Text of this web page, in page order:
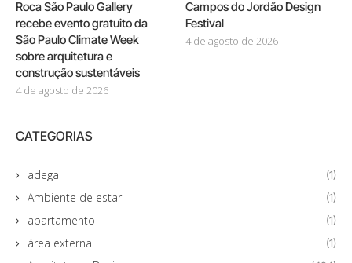
Roca São Paulo Gallery
recebe evento gratuito da
São Paulo Climate Week
sobre arquitetura e
construção sustentáveis
4 de agosto de 2026
Campos do Jordão Design
Festival
4 de agosto de 2026
CATEGORIAS
adega (1)
Ambiente de estar (1)
apartamento (1)
área externa (1)